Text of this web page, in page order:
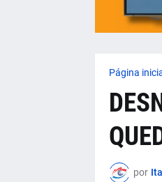
Página
por